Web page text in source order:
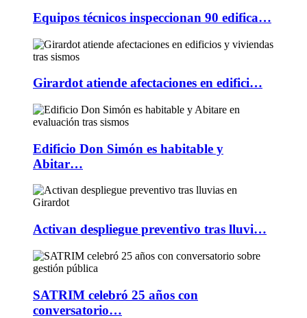
Equipos técnicos inspeccionan 90 edifica…
Girardot atiende afectaciones en edifici…
Edificio Don Simón es habitable y
Abitar…
Activan despliegue preventivo tras lluvi…
SATRIM celebró 25 años con
conversatorio…